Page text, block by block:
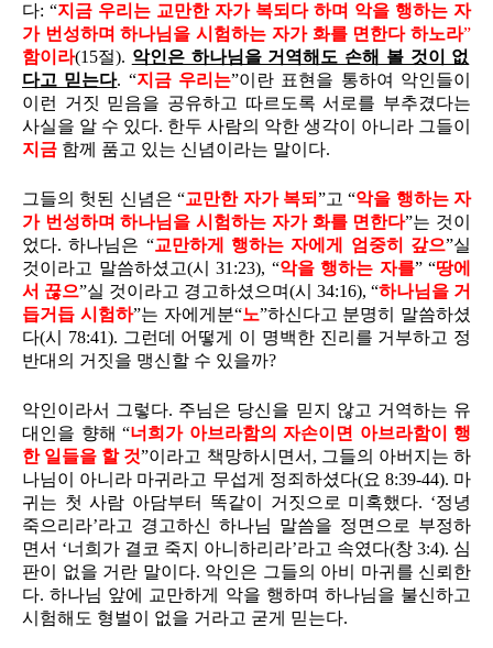
다: “지금 우리는 교만한 자가 복되다 하며 악을 행하는 자
가 번성하며 하나님을 시험하는 자가 화를 면한다 하노라”
함이라(15절). 악인은 하나님을 거역해도 손해 볼 것이 없
다고 믿는다. “지금 우리는”이란 표현을 통하여 악인들이
이런 거짓 믿음을 공유하고 따르도록 서로를 부추겼다는
사실을 알 수 있다. 한두 사람의 악한 생각이 아니라 그들이
지금 함께 품고 있는 신념이라는 말이다.
그들의 헛된 신념은 “교만한 자가 복되”고 “악을 행하는 자
가 번성하며 하나님을 시험하는 자가 화를 면한다”는 것이
었다. 하나님은 “교만하게 행하는 자에게 엄중히 갚으”실
것이라고 말씀하셨고(시 31:23), “악을 행하는 자를” “땅에
서 끊으”실 것이라고 경고하셨으며(시 34:16), “하나님을 거
듭거듭 시험하”는 자에게분“노”하신다고 분명히 말씀하셨
다(시 78:41). 그런데 어떻게 이 명백한 진리를 거부하고 정
반대의 거짓을 맹신할 수 있을까?
악인이라서 그렇다. 주님은 당신을 믿지 않고 거역하는 유
대인을 향해 “너희가 아브라함의 자손이면 아브라함이 행
한 일들을 할 것”이라고 책망하시면서, 그들의 아버지는 하
나님이 아니라 마귀라고 무섭게 정죄하셨다(요 8:39-44). 마
귀는 첫 사람 아담부터 똑같이 거짓으로 미혹했다. ‘정녕
죽으리라’라고 경고하신 하나님 말씀을 정면으로 부정하
면서 ‘너희가 결코 죽지 아니하리라’라고 속였다(창 3:4). 심
판이 없을 거란 말이다. 악인은 그들의 아비 마귀를 신뢰한
다. 하나님 앞에 교만하게 악을 행하며 하나님을 불신하고
시험해도 형벌이 없을 거라고 굳게 믿는다.